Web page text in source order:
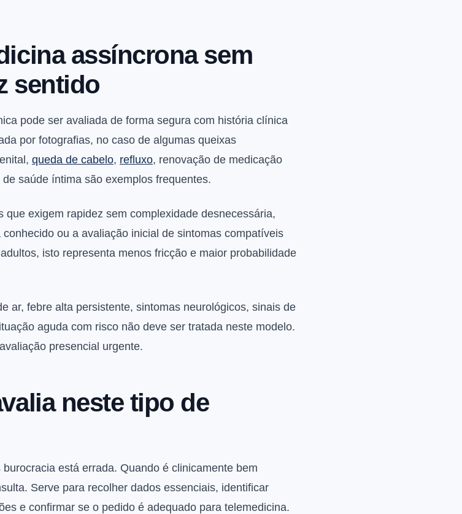
assíncrona sem
sentido
pode ser avaliada de forma segura com história clínica
por fotografias, no caso de algumas queixas
queda de cabelo, refluxo, renovação de medicação
saúde íntima são exemplos frequentes.
que exigem rapidez sem complexidade desnecessária,
ou a avaliação inicial de sintomas compatíveis
isto representa menos fricção e maior probabilidade
ar, febre alta persistente, sintomas neurológicos, sinais de
aguda com risco não deve ser tratada neste modelo.
presencial urgente.
neste tipo de
está errada. Quando é clinicamente bem
Serve para recolher dados essenciais, identificar
e confirmar se o pedido é adequado para telemedicina.